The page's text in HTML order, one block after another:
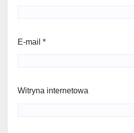
E-mail *
Witryna internetowa